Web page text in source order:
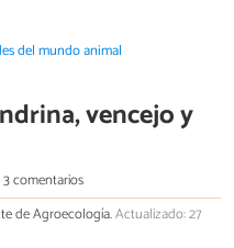
del mundo animal
vencejo y
3 comentarios
de Agroecología.Actualizado: 27